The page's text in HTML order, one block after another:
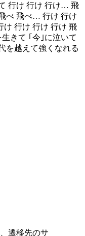
行け 行け 行け… 飛
べ 飛べ… 行け 行け
け 行け 行け 行け 飛
きて ｢今｣に泣いて
を越えて強くなれる
遷移先のサ